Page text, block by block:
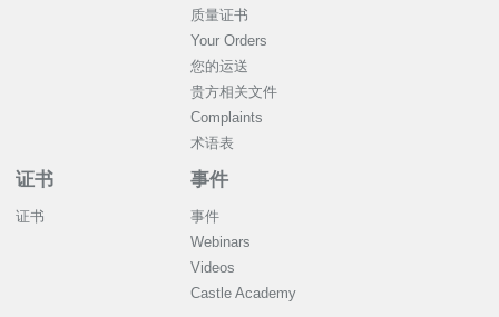
质量证书
Your Orders
您的运送
贵方相关文件
Complaints
术语表
证书
证书
事件
事件
Webinars
Videos
Castle Academy